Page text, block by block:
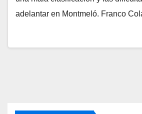
adelantar en Montmeló. Franco